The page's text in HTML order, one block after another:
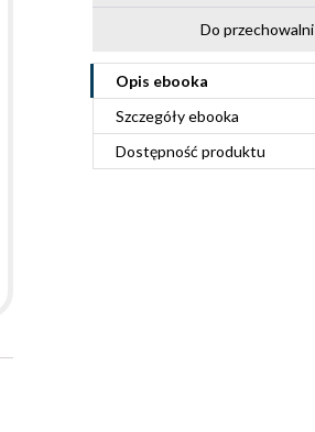
Do przechowalni
Opis ebooka
Szczegółyebooka
Dostępność produktu